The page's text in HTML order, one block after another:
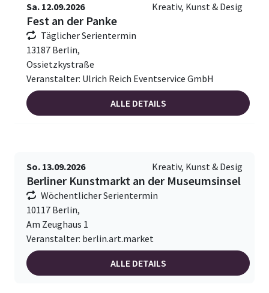
Sa. 12.09.2026 Kreativ, Kunst & Desig
Fest an der Panke
Täglicher Serientermin
13187 Berlin,
Ossietzkystraße
Veranstalter: Ulrich Reich Eventservice GmbH
ALLE DETAILS
So. 13.09.2026 Kreativ, Kunst & Desig
Berliner Kunstmarkt an der Museumsinsel
Wöchentlicher Serientermin
10117 Berlin,
Am Zeughaus 1
Veranstalter: berlin.art.market
ALLE DETAILS